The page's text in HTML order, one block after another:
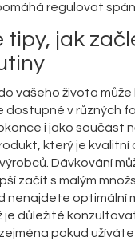
regulovat
tipy, jak
vašeho života
dostupné v různých
i jako součást
který je kvalitní
Dávkování
začít s malým
nenajdete optimální
důležité
pokud užíváte